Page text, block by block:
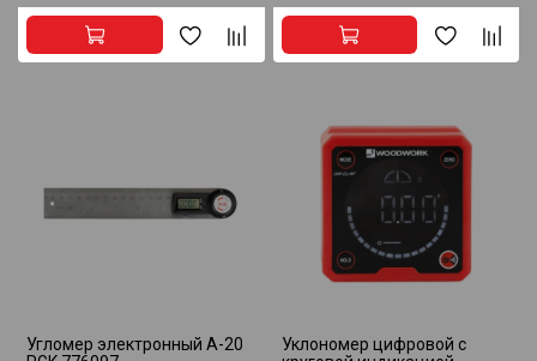
Угломер электронный A-20
Уклономер цифровой c